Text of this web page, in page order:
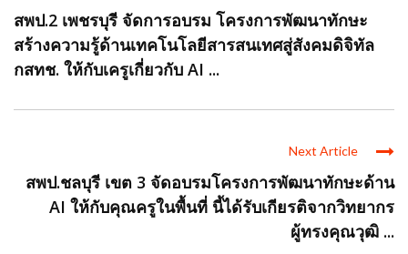
สพป.2 เพชรบุรี จัดการอบรม โครงการพัฒนาทักษะ
สร้างความรู้ด้านเทคโนโลยีสารสนเทศสู่สังคมดิจิทัล
กสทช. ให้กับเครูเกี่ยวกับ AI ...
Next Article
สพป.ชลบุรี เขต 3 จัดอบรมโครงการพัฒนาทักษะด้าน
AI ให้กับคุณครูในพื้นที่ นี้ได้รับเกียรติจากวิทยากร
ผู้ทรงคุณวุฒิ ...